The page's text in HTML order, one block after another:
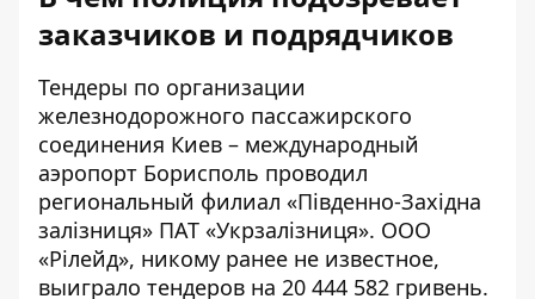
заказчиков и подрядчиков
Тендеры по организации
железнодорожного пассажирского
соединения Киев – международный
аэропорт Борисполь проводил
региональный филиал «Південно-Західна
залізниця» ПАТ «Укрзалізниця». ООО
«Рілейд», никому ранее не известное,
выиграло тендеров на 20 444 582 гривень.